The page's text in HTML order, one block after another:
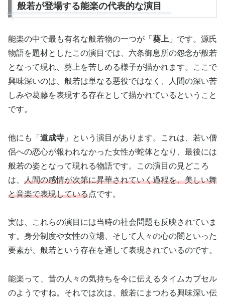
般若が登場する能楽の代表的な演目
能楽の中で最も有名な般若物の一つが「 葵上 」です。源氏
物語を題材としたこの演目では、六条御息所の怨念が般若
となって現れ、葵上を苦しめる様子が描かれます。ここで
興味深いのは、般若は単なる悪役ではなく、人間の深い苦
しみや葛藤を表現する存在として描かれているということ
です。
他にも「 道成寺 」という演目があります。これは、若い僧
侶への恋心が報われなかった女性が蛇体となり、最後には
般若の姿となって現れる物語です。この演目の見どころ
は、 人間の感情が次第に昇華されていく過程を、美しい舞
と音楽で表現している点です。
実は、これらの演目には当時の社会問題も反映されていま
す。身分制度や女性の立場、そして人々の心の闇といった
要素が、般若という存在を通して表現されているのです。
能楽って、昔の人々の気持ちを今に伝えるタイムカプセル
のようですね。それでは次は、般若にまつわる興味深い伝